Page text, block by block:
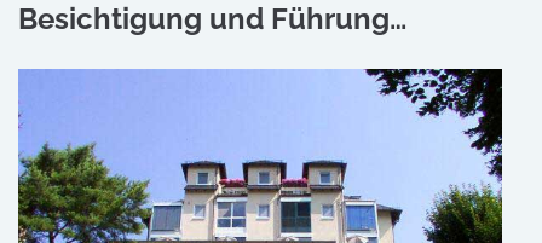
Besichtigung und Führung…